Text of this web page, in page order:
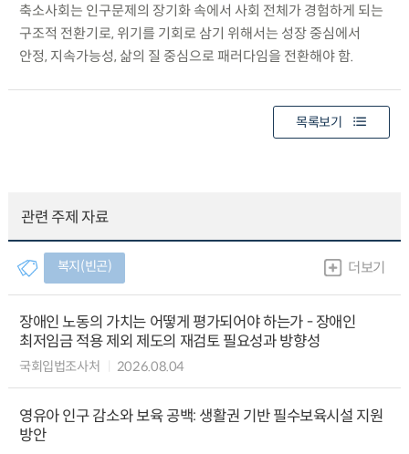
축소사회는 인구문제의 장기화 속에서 사회 전체가 경험하게 되는
구조적 전환기로, 위기를 기회로 삼기 위해서는 성장 중심에서
안정, 지속가능성, 삶의 질 중심으로 패러다임을 전환해야 함.
목록보기
관련 주제 자료
복지(빈곤) 더보기
장애인 노동의 가치는 어떻게 평가되어야 하는가 - 장애인
최저임금 적용 제외 제도의 재검토 필요성과 방향성
국회입법조사처 2026.08.04
영유아 인구 감소와 보육 공백: 생활권 기반 필수보육시설 지원
방안